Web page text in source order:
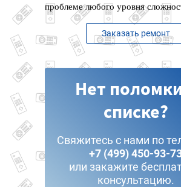
проблеме любого уровня
Заказать ремонт
Нет
списке?
Свяжитесь с нами по
+7 (499) 450-93-
или закажите
консультацию.